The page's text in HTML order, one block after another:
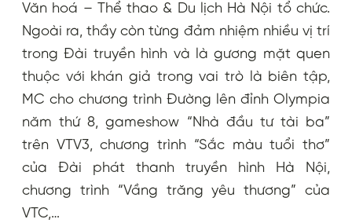
Văn hoá – Thể thao & Du lịch Hà Nội tổ chức.
Ngoài ra, thầy còn từng đảm nhiệm nhiều vị trí
trong Đài truyền hình và là gương mặt quen
thuộc với khán giả trong vai trò là biên tập,
MC cho chương trình Đường lên đỉnh Olympia
năm thứ 8, gameshow “Nhà đầu tư tài ba”
trên VTV3, chương trình “Sắc màu tuổi thơ”
của Đài phát thanh truyền hình Hà Nội,
chương trình “Vầng trăng yêu thương” của
VTC,…